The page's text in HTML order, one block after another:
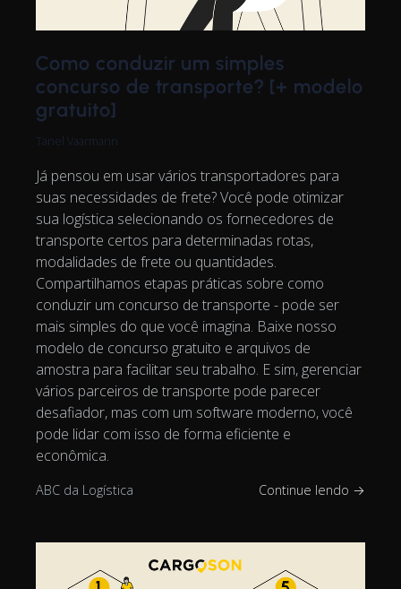
Como conduzir um simples
concurso de transporte? [+ modelo
gratuito]
Tanel Vaarmann
Já pensou em usar vários transportadores para
suas necessidades de frete? Você pode otimizar
sua logística selecionando os fornecedores de
transporte certos para determinadas rotas,
modalidades de frete ou quantidades.
Compartilhamos etapas práticas sobre como
conduzir um concurso de transporte - pode ser
mais simples do que você imagina. Baixe nosso
modelo de concurso gratuito e arquivos de
amostra para facilitar seu trabalho. E sim, gerenciar
vários parceiros de transporte pode parecer
desafiador, mas com um software moderno, você
pode lidar com isso de forma eficiente e
econômica.
ABC da Logística Continue lendo →